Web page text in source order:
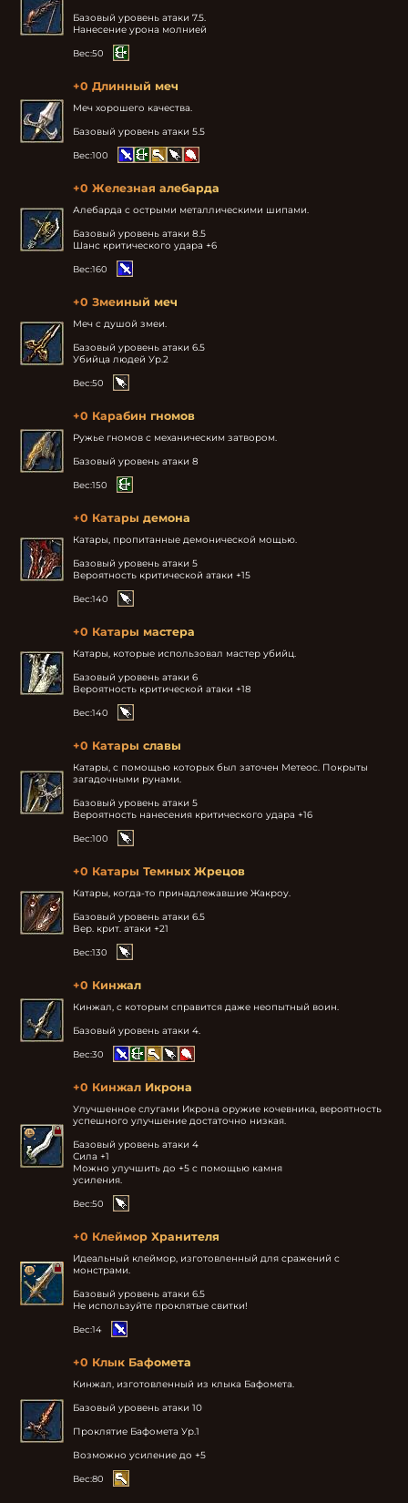
Базовый уровень атаки 7.5.
Нанесение урона молнией
Вес:50
+0 Длинный меч
Меч хорошего качества.
Базовый уровень атаки 5.5
Вес:100
+0 Железная алебарда
Алебарда с острыми металлическими шипами.
Базовый уровень атаки 8.5
Шанс критического удара +6
Вес:160
+0 Змеиный меч
Меч с душой змеи.
Базовый уровень атаки 6.5
Убийца людей Ур.2
Вес:50
+0 Карабин гномов
Ружье гномов с механическим затвором.
Базовый уровень атаки 8
Вес:150
+0 Катары демона
Катары, пропитанные демонической мощью.
Базовый уровень атаки 5
Вероятность критической атаки +15
Вес:140
+0 Катары мастера
Катары, которые использовал мастер убийц.
Базовый уровень атаки 6
Вероятность критической атаки +18
Вес:140
+0 Катары славы
Катары, с помощью которых был заточен Метеос. Покрыты
загадочными рунами.
Базовый уровень атаки 5
Вероятность нанесения критического удара +16
Вес:100
+0 Катары Темных Жрецов
Катары, когда-то принадлежавшие Жакроу.
Базовый уровень атаки 6.5
Вер. крит. атаки +21
Вес:130
+0 Кинжал
Кинжал, с которым справится даже неопытный воин.
Базовый уровень атаки 4.
Вес:30
+0 Кинжал Икрона
Улучшенное слугами Икрона оружие кочевника, вероятность
успешного улучшение достаточно низкая.
Базовый уровень атаки 4
Сила +1
Можно улучшить до +5 с помощью камня
усиления.
Вес:50
+0 Клеймор Хранителя
Идеальный клеймор, изготовленный для сражений с
монстрами.
Базовый уровень атаки 6.5
Не используйте проклятые свитки!
Вес:14
+0 Клык Бафомета
Кинжал, изготовленный из клыка Бафомета.
Базовый уровень атаки 10
Проклятие Бафомета Ур.1
Возможно усиление до +5
Вес:80